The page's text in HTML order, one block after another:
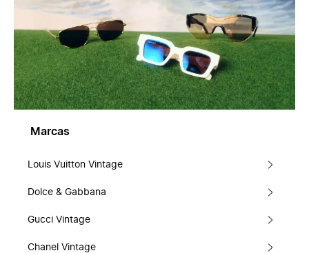
Marcas
Louis Vuitton Vintage
Dolce & Gabbana
Gucci Vintage
Chanel Vintage